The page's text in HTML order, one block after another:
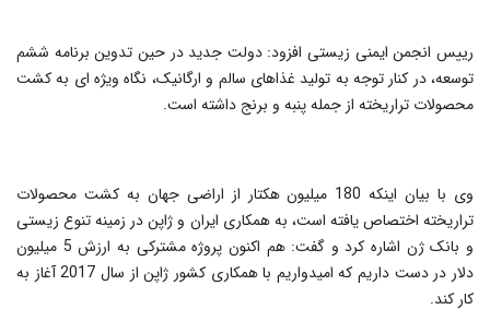
رییس انجمن ایمنی زیستی افزود: دولت جدید در حین تدوین برنامه ششم
توسعه، در کنار توجه به تولید غذاهای سالم و ارگانیک، نگاه ویژه ای به کشت
محصولات تراریخته از جمله پنبه و برنج داشته است.
وی با بیان اینکه 180 میلیون هکتار از اراضی جهان به کشت محصولات
تراریخته اختصاص یافته است، به همکاری ایران و ژاپن در زمینه تنوع زیستی
و بانک ژن اشاره کرد و گفت: هم اکنون پروژه مشترکی به ارزش 5 میلیون
دلار در دست داریم که امیدواریم با همکاری کشور ژاپن از سال 2017 آغاز به
کار کند.